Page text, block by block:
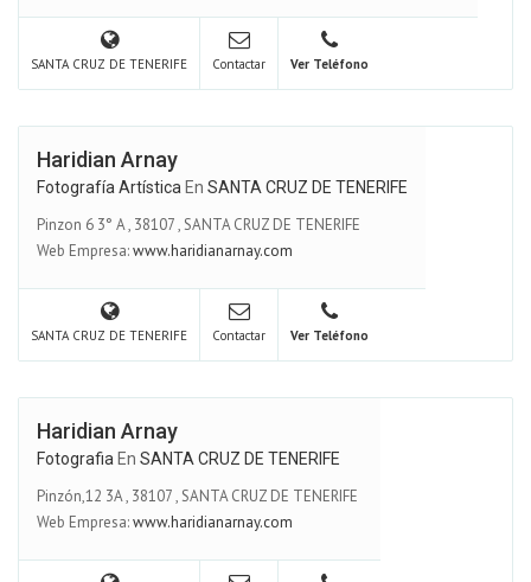
SANTA CRUZ DE TENERIFE Contactar Ver Teléfono
Haridian Arnay
Fotografía Artística En SANTA CRUZ DE TENERIFE
Pinzon 6 3° A, 38107,SANTA CRUZ DE TENERIFE
Web Empresa:www.haridianarnay.com
SANTA CRUZ DE TENERIFE Contactar Ver Teléfono
Haridian Arnay
Fotografia En SANTA CRUZ DE TENERIFE
Pinzón,12 3A, 38107,SANTA CRUZ DE TENERIFE
Web Empresa:www.haridianarnay.com